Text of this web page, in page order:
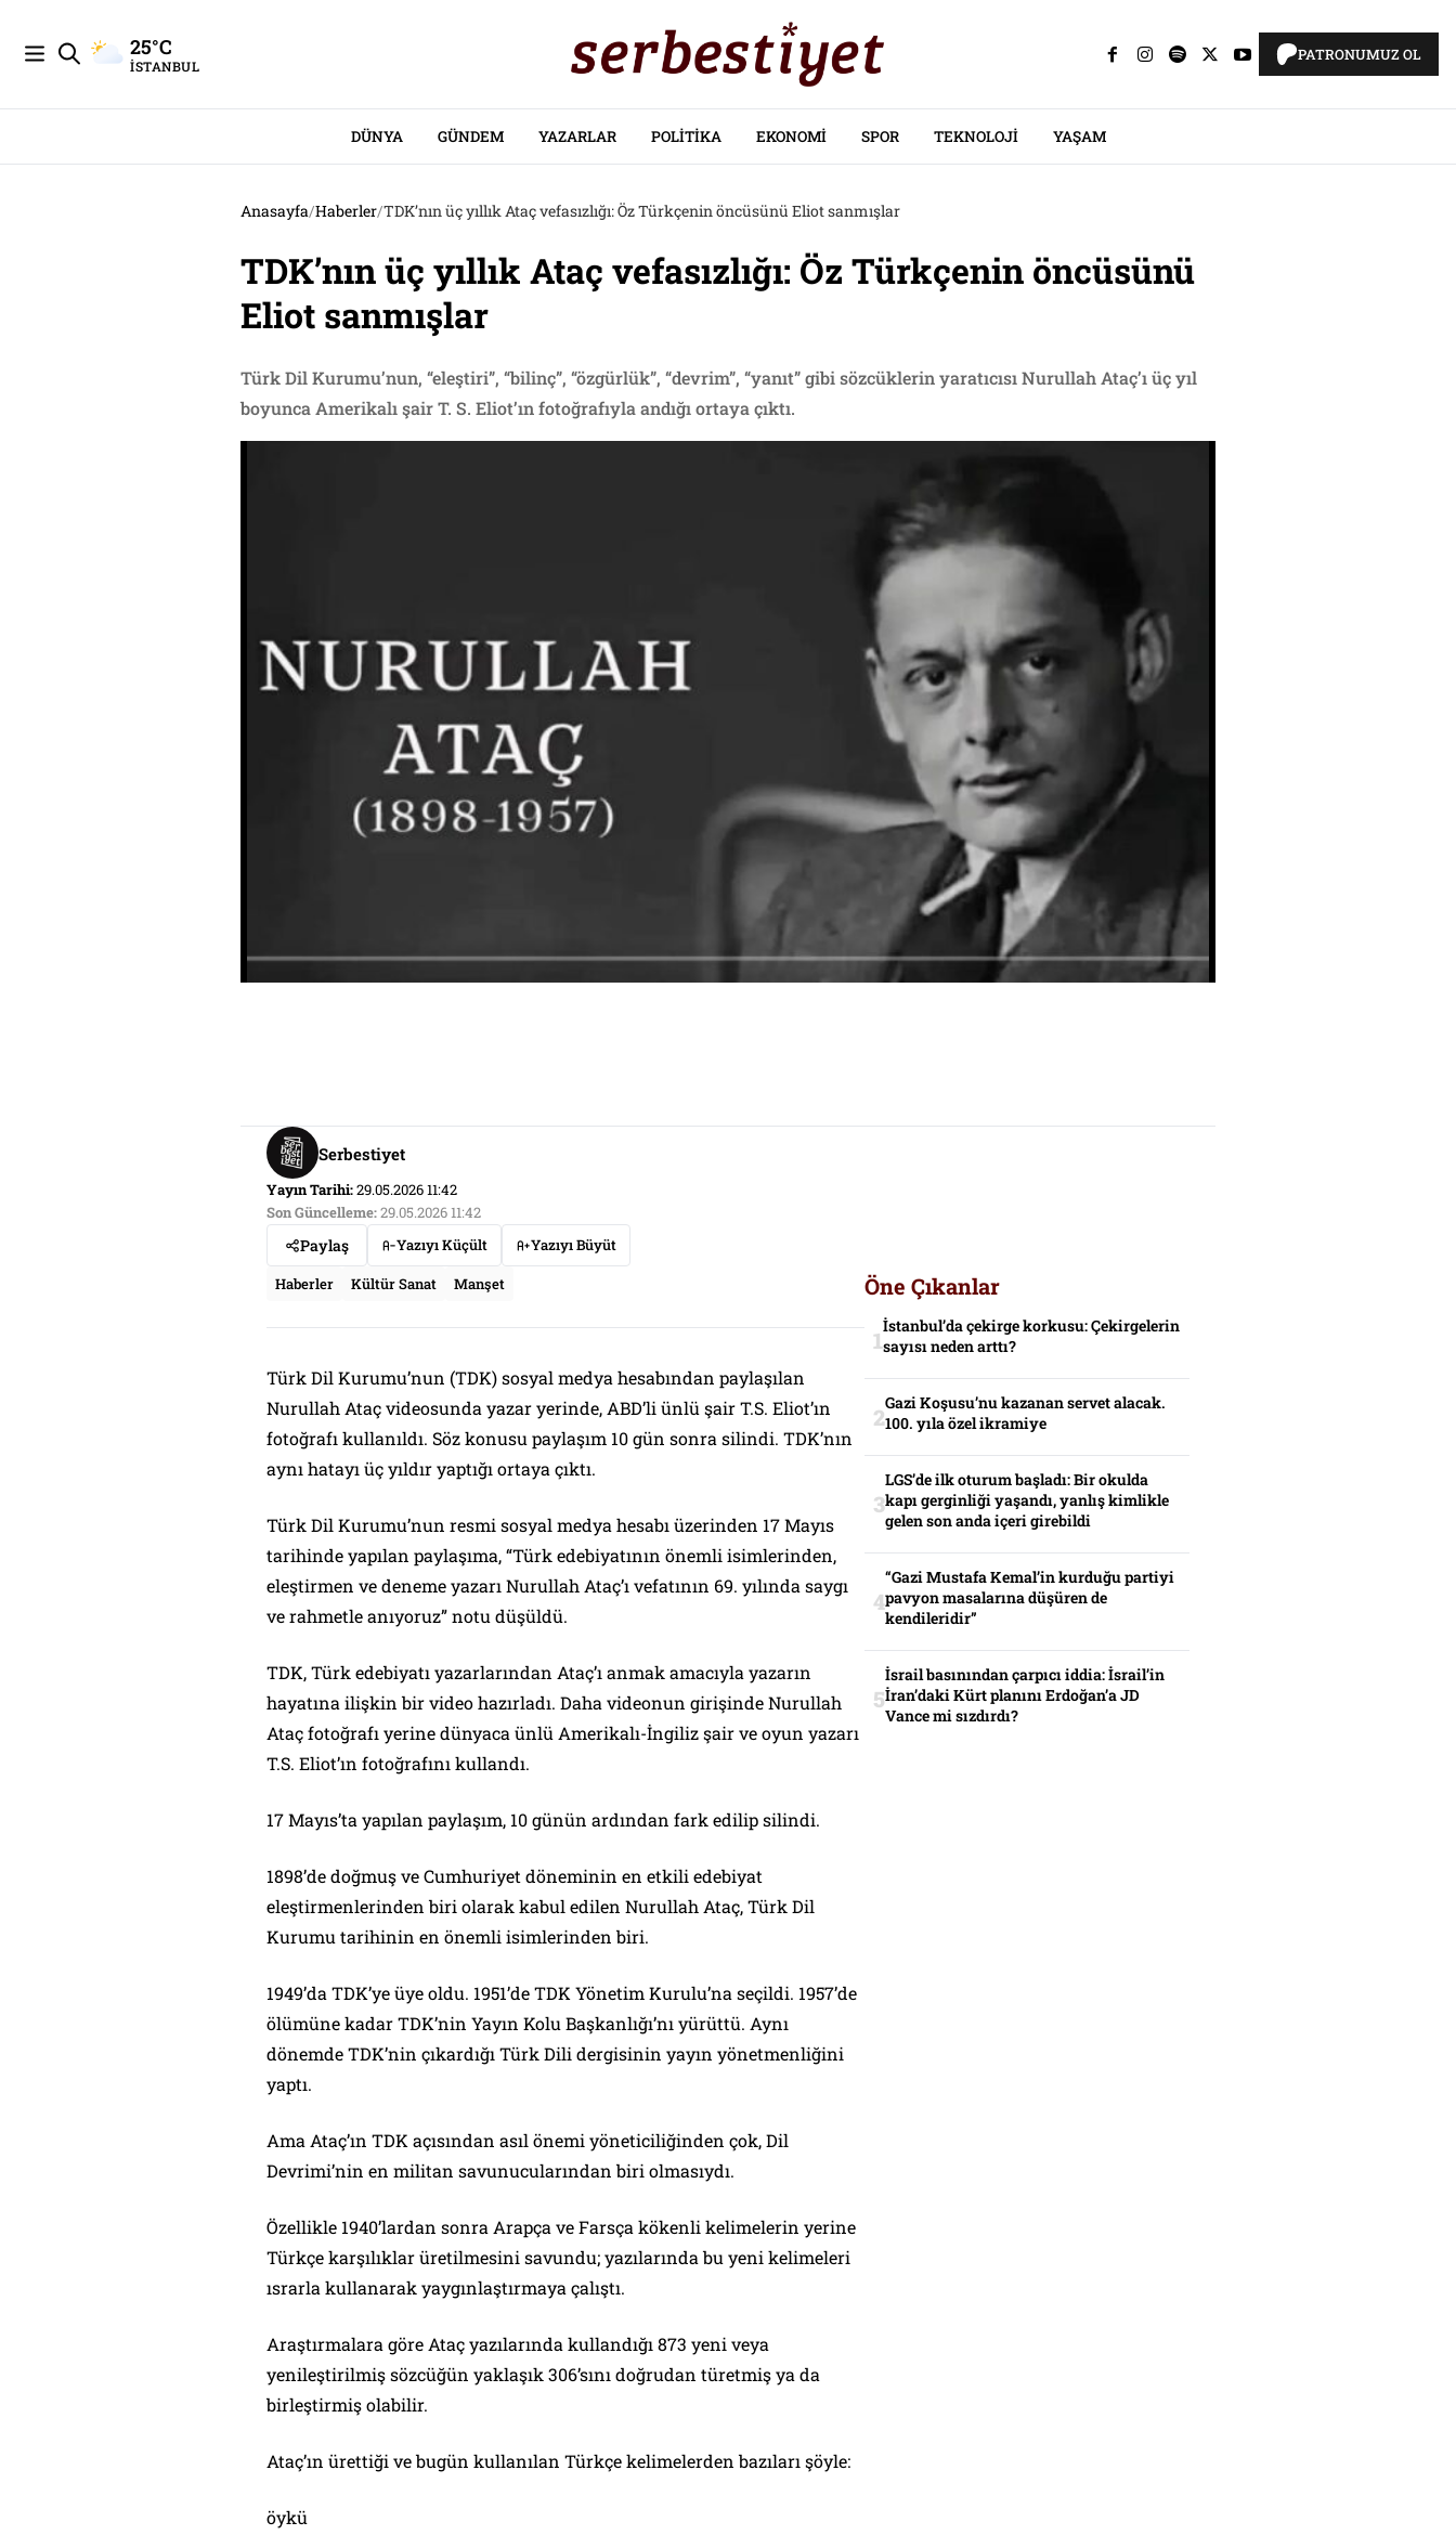
25°C
İSTANBUL
PATRONUMUZ OL
DÜNYA GÜNDEM YAZARLAR POLITIKA EKONOMI SPOR TEKNOLOJI YAŞAM
Anasayfa/Haberler/TDK’nın üç yıllık Ataç vefasızlığı: Öz Türkçenin öncüsünü Eliot sanmışlar
TDK’nın üç yıllık Ataç vefasızlığı: Öz Türkçenin öncüsünü
Eliot sanmışlar
Türk Dil Kurumu’nun, “eleştiri”, “bilinç”, “özgürlük”, “devrim”, “yanıt” gibi sözcüklerin yaratıcısı Nurullah Ataç’ı üç yıl
boyunca Amerikalı şair T. S. Eliot’ın fotoğrafıyla andığı ortaya çıktı.
Serbestiyet
Yayın Tarihi:29.05.2026 11:42
Son Güncelleme:29.05.2026 11:42
Paylaş Yazıyı Küçült
Yazıyı Büyüt
Haberler
Kültür Sanat Manşet
Türk Dil Kurumu’nun (TDK) sosyal medya hesabından paylaşılan
Nurullah Ataç videosunda yazar yerinde, ABD’li ünlü şair T.S. Eliot’ın
fotoğrafı kullanıldı. Söz konusu paylaşım 10 gün sonra silindi. TDK’nın
aynı hatayı üç yıldır yaptığı ortaya çıktı.
Türk Dil Kurumu’nun resmi sosyal medya hesabı üzerinden 17 Mayıs
tarihinde yapılan paylaşıma, “Türk edebiyatının önemli isimlerinden,
eleştirmen ve deneme yazarı Nurullah Ataç’ı vefatının 69. yılında saygı
ve rahmetle anıyoruz” notu düşüldü.
TDK, Türk edebiyatı yazarlarından Ataç’ı anmak amacıyla yazarın
hayatına ilişkin bir video hazırladı. Daha videonun girişinde Nurullah
Ataç fotoğrafı yerine dünyaca ünlü Amerikalı-İngiliz şair ve oyun yazarı
T.S. Eliot’ın fotoğrafını kullandı.
17 Mayıs’ta yapılan paylaşım, 10 günün ardından fark edilip silindi.
1898’de doğmuş ve Cumhuriyet döneminin en etkili edebiyat
eleştirmenlerinden biri olarak kabul edilen Nurullah Ataç, Türk Dil
Kurumu tarihinin en önemli isimlerinden biri.
1949’da TDK’ye üye oldu. 1951’de TDK Yönetim Kurulu’na seçildi. 1957’de
ölümüne kadar TDK’nin Yayın Kolu Başkanlığı’nı yürüttü. Aynı
dönemde TDK’nin çıkardığı Türk Dili dergisinin yayın yönetmenliğini
yaptı.
Ama Ataç’ın TDK açısından asıl önemi yöneticiliğinden çok, Dil
Devrimi’nin en militan savunucularından biri olmasıydı.
Özellikle 1940’lardan sonra Arapça ve Farsça kökenli kelimelerin yerine
Türkçe karşılıklar üretilmesini savundu; yazılarında bu yeni kelimeleri
ısrarla kullanarak yaygınlaştırmaya çalıştı.
Araştırmalara göre Ataç yazılarında kullandığı 873 yeni veya
yenileştirilmiş sözcüğün yaklaşık 306’sını doğrudan türetmiş ya da
birleştirmiş olabilir.
Ataç’ın ürettiği ve bugün kullanılan Türkçe kelimelerden bazıları şöyle:
öykü
Öne Çıkanlar
İstanbul’da çekirge korkusu: Çekirgelerin
sayısı neden arttı?
Gazi Koşusu’nu kazanan servet alacak.
100. yıla özel ikramiye
LGS’de ilk oturum başladı: Bir okulda
kapı gerginliği yaşandı, yanlış kimlikle
gelen son anda içeri girebildi
“Gazi Mustafa Kemal’in kurduğu partiyi
pavyon masalarına düşüren de
kendileridir”
İsrail basınından çarpıcı iddia: İsrail’in
İran’daki Kürt planını Erdoğan’a JD
Vance mi sızdırdı?